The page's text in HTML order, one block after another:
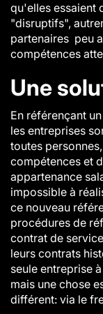
qu'elles essaient
"disruptifs",
partenaires peu
compétences
Une
En référençant
les entreprises
toutes
compétences et
appartenance
impossible à
ce nouveau
procédures de
contrat de
leurs contrats
seule entreprise
mais une chose
différent: via le